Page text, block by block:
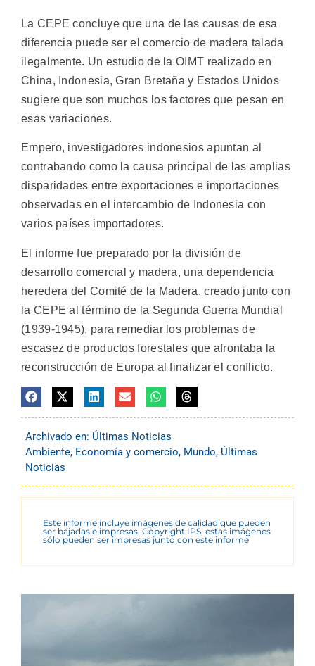
La CEPE concluye que una de las causas de esa
diferencia puede ser el comercio de madera talada
ilegalmente. Un estudio de la OIMT realizado en
China, Indonesia, Gran Bretaña y Estados Unidos
sugiere que son muchos los factores que pesan en
esas variaciones.
Empero, investigadores indonesios apuntan al
contrabando como la causa principal de las amplias
disparidades entre exportaciones e importaciones
observadas en el intercambio de Indonesia con
varios países importadores.
El informe fue preparado por la división de
desarrollo comercial y madera, una dependencia
heredera del Comité de la Madera, creado junto con
la CEPE al término de la Segunda Guerra Mundial
(1939-1945), para remediar los problemas de
escasez de productos forestales que afrontaba la
reconstrucción de Europa al finalizar el conflicto.
Archivado en: Últimas Noticias
Ambiente, Economía y comercio, Mundo, Últimas
Noticias
Este informe incluye imágenes de calidad que pueden
ser bajadas e impresas. Copyright IPS, estas imágenes
sólo pueden ser impresas junto con este informe